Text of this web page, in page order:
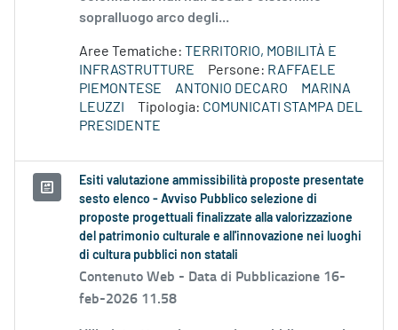
sopralluogo arco degli...
Aree Tematiche: TERRITORIO, MOBILITÀ E
INFRASTRUTTURE
Persone: RAFFAELE
PIEMONTESE
ANTONIO DECARO
MARINA
LEUZZI
Tipologia: COMUNICATI STAMPA DEL
PRESIDENTE
Esiti valutazione ammissibilità proposte presentate
sesto elenco - Avviso Pubblico selezione di
proposte progettuali finalizzate alla valorizzazione
del patrimonio culturale e all'innovazione nei luoghi
di cultura pubblici non statali
Contenuto Web - Data di Pubblicazione 16-
feb-2026 11.58